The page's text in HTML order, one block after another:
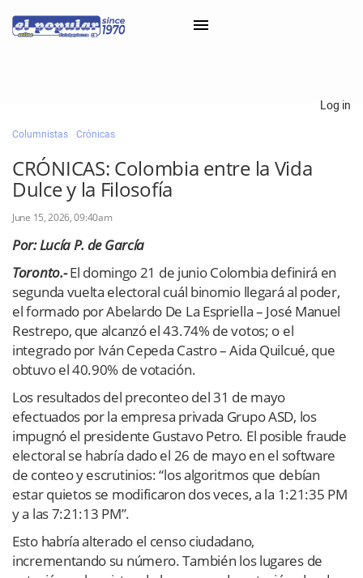
Classifieds
Categorías
Iniciar sesión con Clascal
×
Log in
Columnistas Crónicas
CRÓNICAS: Colombia entre la Vida
Dulce y la Filosofía
June 15, 2026, 09:40am
Por: Lucía P. de García
Toronto.- El domingo 21 de junio Colombia definirá en
segunda vuelta electoral cuál binomio llegará al poder,
el formado por Abelardo De La Espriella – José Manuel
Restrepo, que alcanzó el 43.74% de votos; o el
integrado por Iván Cepeda Castro – Aida Quilcué, que
obtuvo el 40.90% de votación.
Los resultados del preconteo del 31 de mayo
efectuados por la empresa privada Grupo ASD, los
impugnó el presidente Gustavo Petro. El posible fraude
electoral se habría dado el 26 de mayo en el software
de conteo y escrutinios: “los algoritmos que debían
estar quietos se modificaron dos veces, a la 1:21:35 PM
y a las 7:21:13 PM”.
Esto habría alterado el censo ciudadano,
incrementando su número. También los lugares de